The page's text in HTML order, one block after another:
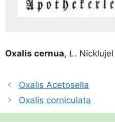
Oxa­l­is cer­nua, L.
Oxalis Acetosella
Oxalis corniculata